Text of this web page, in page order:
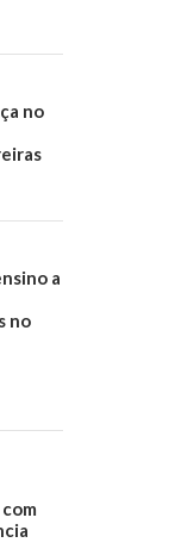
no
a
no